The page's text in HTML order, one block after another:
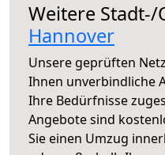
Weitere Stadt-/
Hannover
Unsere geprüften
Ihnen unverbindliche
Ihre Bedürfnisse
Angebote sind
Sie einen Umzug